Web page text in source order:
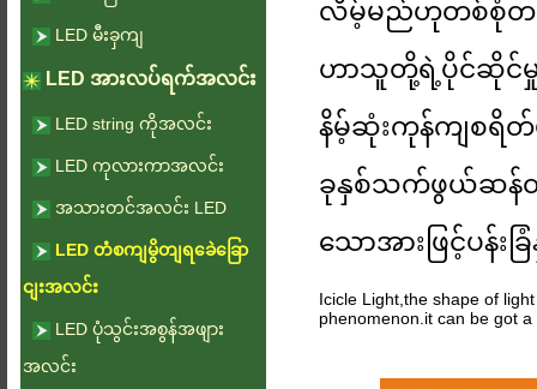
လိမ့်မည်ဟုတစ်စုံတ
ဟာသူတို့ရဲ့ပိုင်ဆိုင်မှု
နိမ့်ဆုံးကုန်ကျစရိ
ခုနှစ်သက်ဖွယ်ဆန်တဲ့ပ
သောအားဖြင့်ပန်းခ
Icicle Light,the shape of
phenomenon.it can be got
LED မီးခှကျ
LED အားလပ်ရက်အလင်း
LED string ကိုအလင်း
LED ကုလားကာအလင်း
အသားတင်အလင်း LED
LED တံစကျမွိတျရခေဲခြော
ငျးအလင်း
LED ပုံသွင်းအစွန်အဖျား
အလင်း